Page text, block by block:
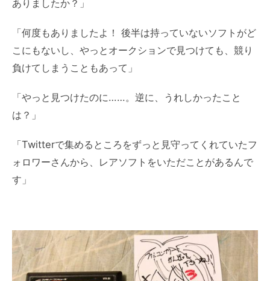
ありましたか？」
「何度もありましたよ！ 後半は持っていないソフトがど
こにもないし、やっとオークションで見つけても、競り
負けてしまうこともあって」
「やっと見つけたのに……。逆に、うれしかったこと
は？」
「Twitterで集めるところをずっと見守ってくれていたフ
ォロワーさんから、レアソフトをいただことがあるんで
す」